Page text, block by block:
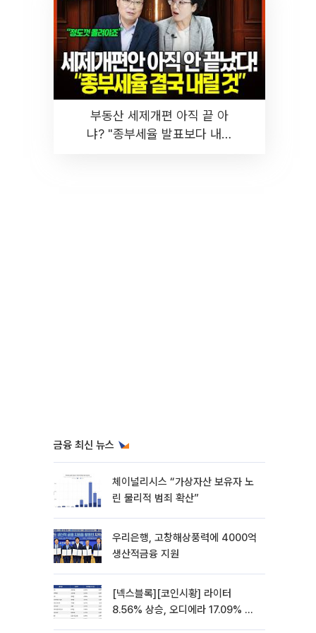
부동산 세제개편 아직 끝 아
냐? "종부세율 발표보다 내릴
금융 최신 뉴스
체이널리시스 “가상자산 보유자 노
린 물리적 범죄 확산”
우리은행, 고창해상풍력에 4000억
생산적금융 지원
[넥스블록][코인시황] 라이터
8.56% 상승, 오디에라 17.09% 하